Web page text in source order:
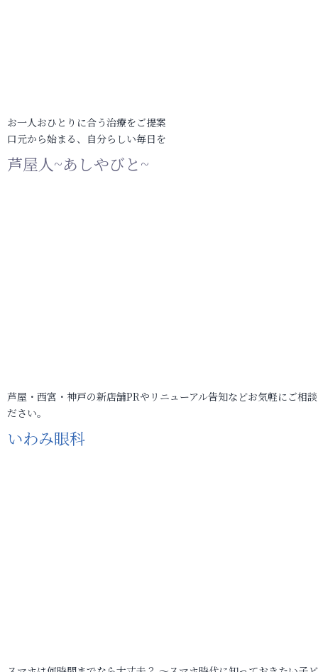
お一人おひとりに合う治療をご提案
口元から始まる、自分らしい毎日を
芦屋人~あしやびと~
芦屋・西宮・神戸の新店舗PRやリニューアル告知などお気軽にご相
ださい。
いわみ眼科